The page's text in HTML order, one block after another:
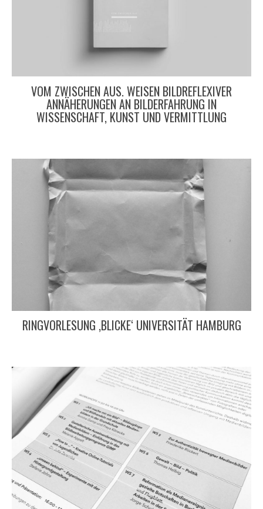
VOM ZWISCHEN AUS. WEISEN BILDREFLEXIVER
ANNÄHERUNGEN AN BILDERFAHRUNG IN
WISSENSCHAFT, KUNST UND VERMITTLUNG
RINGVORLESUNG ‚BLICKE‘ UNIVERSITÄT HAMBURG